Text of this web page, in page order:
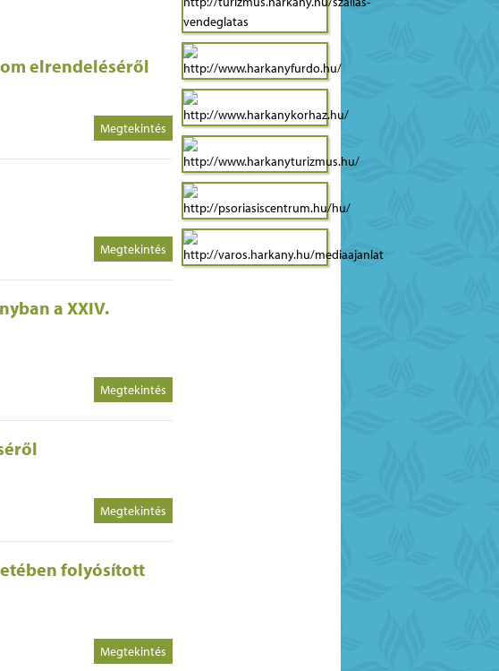
elrendeléséről
Megtekintés
Megtekintés
a XXIV.
Megtekintés
Megtekintés
folyósított
Megtekintés